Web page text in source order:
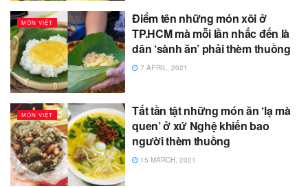
MÓN VIỆT
Điểm tên những món xôi ở
TP.HCM mà mỗi lần nhắc đến là
dân ‘sành ăn’ phải thèm thuồng
7 APRIL, 2021
MÓN VIỆT
Tất tần tật những món ăn ‘lạ mà
quen’ ở xứ Nghệ khiến bao
người thèm thuồng
15 MARCH, 2021